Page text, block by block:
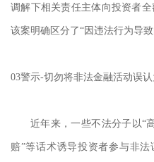
调解下相关责任主体向投资者全
该案明确区分了“因违法行为导
03警示-切勿将非法金融活动误
近年来，一些不法分子以“
赔”等话术诱导投资者参与非